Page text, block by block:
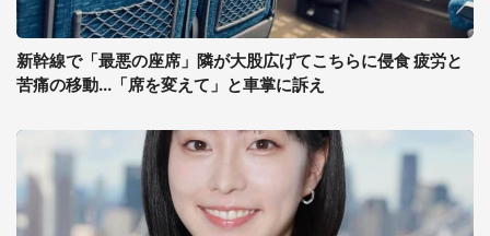
新幹線で「最悪の座席」隣が大股広げてこちらに侵食 疲労と
苦痛の移動...「席を変えて」と車掌に訴え